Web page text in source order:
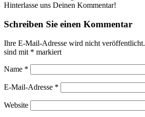
Hinterlasse uns Deinen Kommentar!
Schreiben Sie einen Kommentar
Ihre E-Mail-Adresse wird nicht veröffentlicht.
sind mit * markiert
Name *
E-Mail-Adresse *
Website